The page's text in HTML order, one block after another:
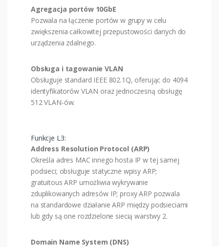
Agregacja portów 10GbE
Pozwala na łączenie portów w grupy w celu
zwiększenia całkowitej przepustowości danych do
urządzenia zdalnego.
Obsługa i tagowanie VLAN
Obsługuje standard IEEE 802.1Q, oferując do 4094
identyfikatorów VLAN oraz jednoczesną obsługę
512 VLAN-ów.
Funkcje L3:
Address Resolution Protocol (ARP)
Określa adres MAC innego hosta IP w tej samej
podsieci; obsługuje statyczne wpisy ARP;
gratuitous ARP umożliwia wykrywanie
zduplikowanych adresów IP; proxy ARP pozwala
na standardowe działanie ARP między podsieciami
lub gdy są one rozdzielone siecią warstwy 2.
Domain Name System (DNS)